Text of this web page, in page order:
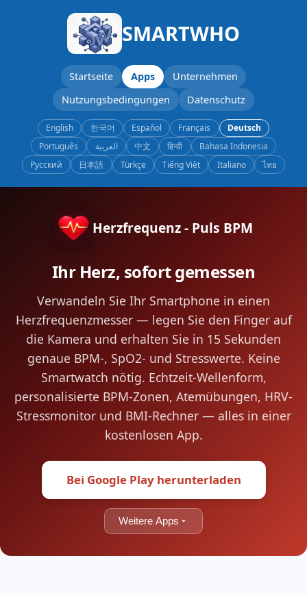
SMARTWHO
Startseite Apps
Unternehmen
Nutzungsbedingungen
Datenschutz
English 한국어 Español Français
Deutsch
Português
العربية 中文 हिन्दी
Bahasa Indonesia
Русский
日本語 Türkçe Tiếng Việt Italiano ไทย
Herzfrequenz - Puls BPM
Ihr Herz, sofort gemessen
Verwandeln Sie Ihr Smartphone in einen
Herzfrequenzmesser — legen Sie den Finger auf
die Kamera und erhalten Sie in 15 Sekunden
genaue BPM-, SpO2- und Stresswerte. Keine
Smartwatch nötig. Echtzeit-Wellenform,
personalisierte BPM-Zonen, Atemübungen, HRV-
Stressmonitor und BMI-Rechner — alles in einer
kostenlosen App.
Bei Google Play herunterladen
Weitere Apps